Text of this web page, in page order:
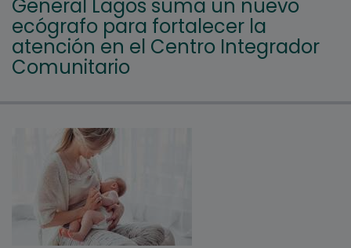
General Lagos suma un nuevo
ecógrafo para fortalecer la
atención en el Centro Integrador
Comunitario